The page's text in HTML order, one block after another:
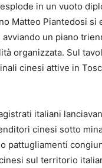
esplode in un vuoto
Matteo Piantedosi
avviando un piano
organizzata. Sul
cinesi attive in
italiani
cinesi sotto
pattugliamenti
sul territorio